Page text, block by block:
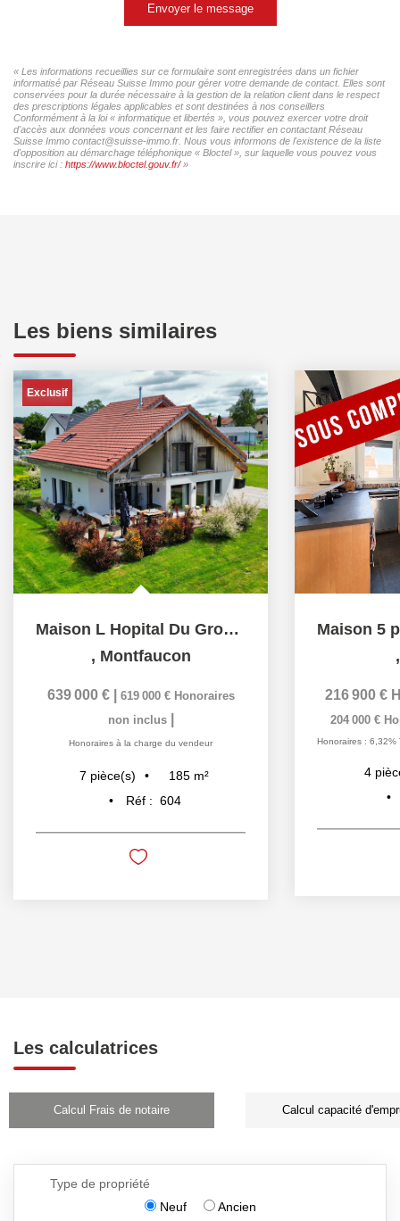
Envoyer le message
« Les informations recueillies sur ce formulaire sont enregistrées dans un fichier
informatisé par Réseau Suisse Immo pour gérer votre demande de contact. Elles sont
conservées pour la durée nécessaire à la gestion de la relation client dans le respect
des prescriptions légales applicables et sont destinées à nos conseillers
Conformément à la loi « informatique et libertés », vous pouvez exercer votre droit
d'accès aux données vous concernant et les faire rectifier en contactant Réseau
Suisse Immo contact@suisse-immo.fr. Nous vous informons de l'existence de la liste
d'opposition au démarchage téléphonique « Bloctel », sur laquelle vous pouvez vous
inscrire ici : https://www.bloctel.gouv.fr/»
Les biens similaires
Exclusif
Maison L Hopital Du Grosbois 7 pièce(s) 185 m2
, Montfaucon
639 000 € 619 000 € Honoraires
non inclus
Honoraires à la charge du vendeur
7 pièce(s) 185 m²
Réf : 604
216 900 €
204 000 €
Honoraires : 6,32%
4
Les calculatrices
Calcul Frais de notaire Calcul capacité